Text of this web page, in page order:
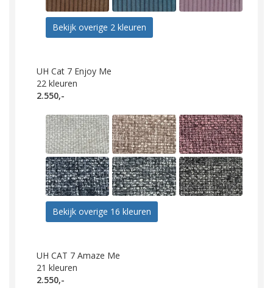
Bekijk overige 2 kleuren
UH Cat 7 Enjoy Me
22 kleuren
2.550,-
Bekijk overige 16 kleuren
UH CAT 7 Amaze Me
21 kleuren
2.550,-